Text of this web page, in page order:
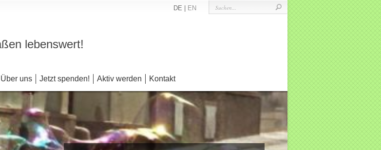
lebenswert!
Über uns Jetzt spenden! Aktiv werden Kontakt
DE | EN